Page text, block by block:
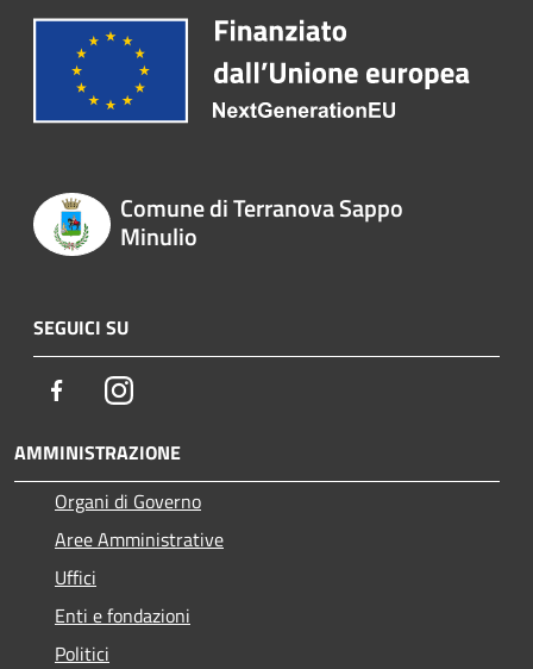
Comune di Terranova Sappo
Minulio
SEGUICI SU
FacebookInstagram
AMMINISTRAZIONE
Organi di Governo
Aree Amministrative
Uffici
Enti e fondazioni
Politici